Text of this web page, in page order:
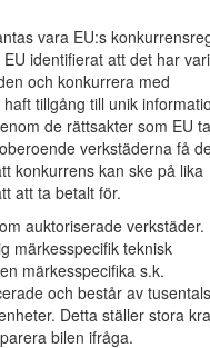
vara EU:s
identifierat att det har
och konkurrera med
tillgång till unik
de rättsakter som EU
verkstäderna få
konkurrens kan ske på lika
att ta betalt för.
auktoriserade verkstäder.
märkesspecifik teknisk
märkesspecifika s.k.
och består av tusentals
Detta ställer stora
bilen ifråga.